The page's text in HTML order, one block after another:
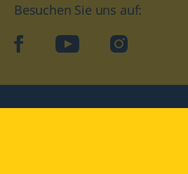
Besuchen Sie uns auf:
facebook YouTube Instagram